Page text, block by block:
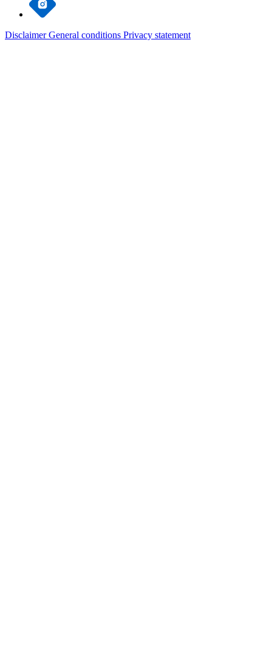
DisclaimerGeneral conditions Privacy statement